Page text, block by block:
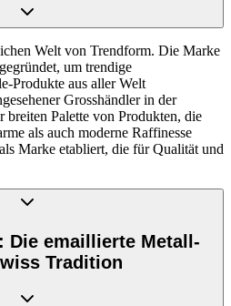
Welt von Trendform. Die Marke
um trendige
Produkte aus aller Welt
Grosshändler in der
breiten Palette von Produkten, die
als auch moderne Raffinesse
Marke etabliert, die für Qualität und
Die emaillierte Metall-
Tradition